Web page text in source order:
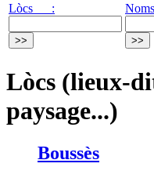
Lòcs :
Lòcs (lieux-
paysage...)
Boussès